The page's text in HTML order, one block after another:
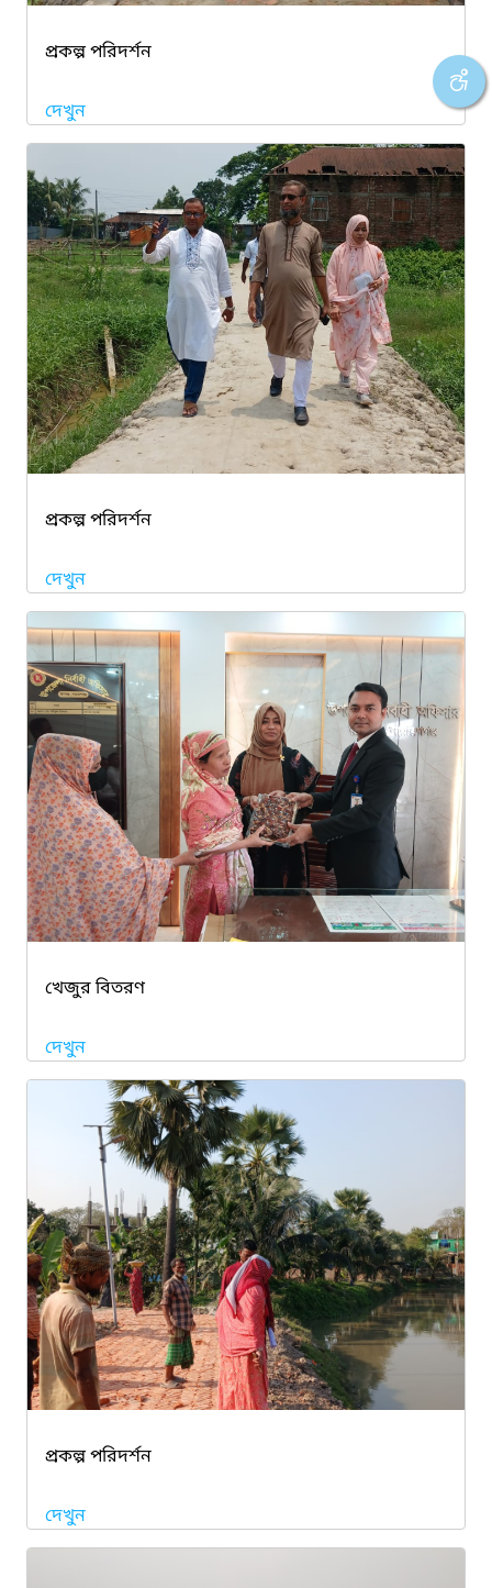
প্রকল্প পরিদর্শন
দেখুন
প্রকল্প পরিদর্শন
দেখুন
খেজুর বিতরণ
দেখুন
প্রকল্প পরিদর্শন
দেখুন